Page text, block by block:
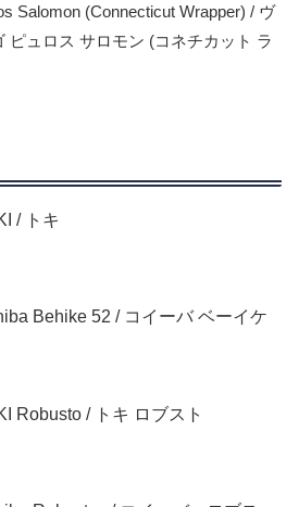
Salomon (Connecticut Wrapper) / ヴ
ピュロス サロモン (コネチカット ラ
/ トキ
Behike 52 / コイーバ ベーイケ
Robusto / トキ ロブスト